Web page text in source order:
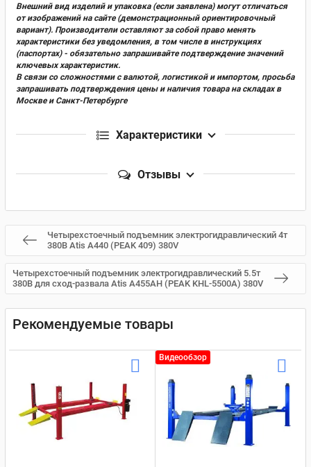
Внешний вид изделий и упаковка (если заявлена) могут отличаться
от изображений на сайте (демонстрационный ориентировочный
вариант). Производители оставляют за собой право менять
характеристики без уведомления, в том числе в инструкциях
(паспортах) - обязательно запрашивайте подтверждение значений
ключевых характеристик.
В связи со сложностями с валютой, логистикой и импортом, просьба
запрашивать подтверждения цены и наличия товара на складах в
Москве и Санкт-Петербурге
Характеристики
Отзывы
Четырехстоечный подъемник электрогидравлический 4т
380В Atis A440 (PEAK 409) 380V
Четырехстоечный подъемник электрогидравлический 5.5т
380В для сход-развала Atis A455AH (PEAK KHL-5500A) 380V
Рекомендуемые товары
Видеообзор